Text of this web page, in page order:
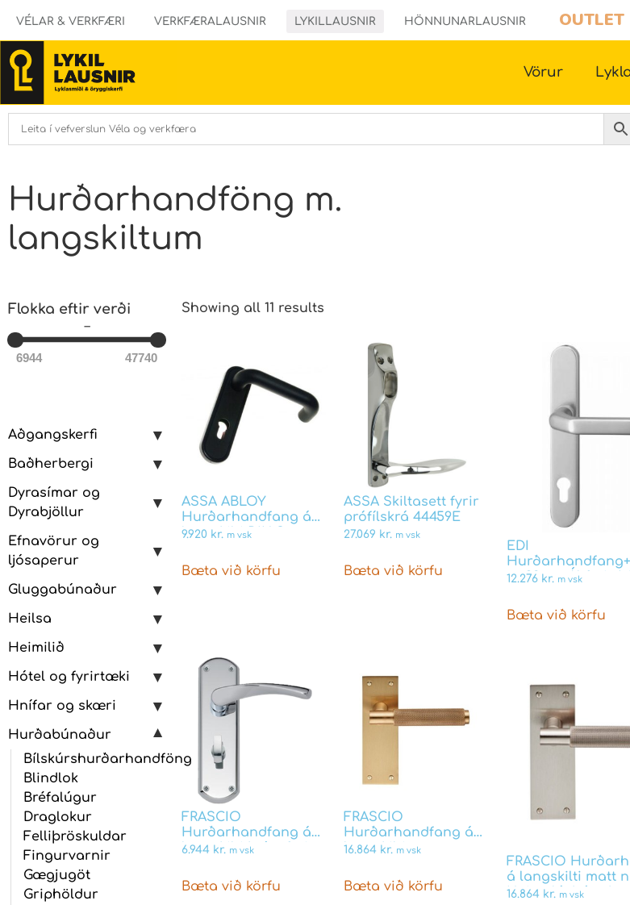
VÉLAR & VERKFÆRI VERKFÆRALAUSNIR LYKILLAUSNIR HÖNNUNARLAUSNIR OUTLET
Vörur
Hurðarhandföng m.
langskiltum
Flokka eftir verði
–
6944 47740
Aðgangskerfi
Baðherbergi
Dyrasímar og
Dyrabjöllur
Efnavörur og
ljósaperur
Gluggabúnaður
Heilsa
Heimilið
Hótel og fyrirtæki
Hnífar og skæri
Hurðabúnaður
Bílskúrshurðarhandföng
Blindlok
Bréfalúgur
Draglokur
Felliþröskuldar
Fingurvarnir
Gægjugöt
Griphöldur
Showing all 11 results
ASSA ABLOY
Hurðarhandfang á
langskilti DIN Svart
9.920 kr. m vsk
Bæta við körfu
ASSA Skiltasett fyrir
prófílskrá 44459E
27.069 kr. m vsk
Bæta við körfu
EDI
cc:92mm Ál fyrir
12.276 kr. m vsk
Bæta við körfu
FRASCIO
Hurðarhandfang á
langskilti króm fyrir
skegglykil GARDA
6.944 kr. m vsk
Bæta við körfu
FRASCIO
Hurðarhandfang á
langskilti matt
láshús skegglykil
VARESE
16.864 kr. m vsk
Bæta við körfu
FRASCIO
á langskilti matt
Union láshús
16.864 kr. m vsk